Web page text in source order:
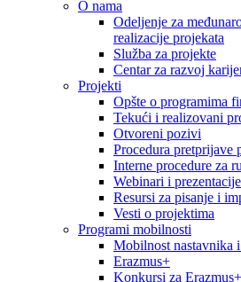
O nama
Odeljenje za
realizacije projekata
Služba za projekte
Centar za razvoj
Projekti
Opšte o programima
Tekući i realizovani
Otvoreni pozivi
Procedura pretprijave
Interne procedure za
Webinari i prezentacije
Resursi za pisanje i
Vesti o projektima
Programi mobilnosti
Mobilnost nastavnika i
Erazmus+
Konkursi za